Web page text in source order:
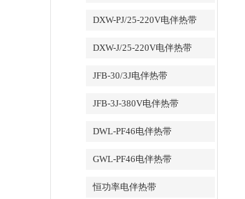
DXW-PJ/25-220V电伴热带
DXW-J/25-220V电伴热带
JFB-30/3J电伴热带
JFB-3J-380V电伴热带
DWL-PF46电伴热带
GWL-PF46电伴热带
恒功率电伴热带